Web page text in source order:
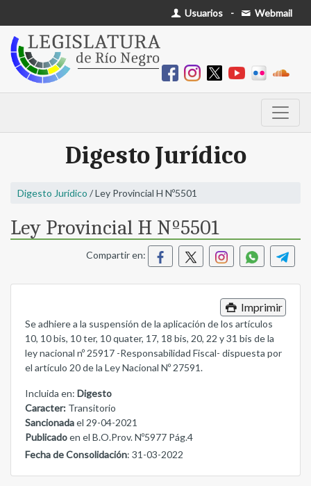
Usuarios - Webmail
Digesto Jurídico
Digesto Jurídico / Ley Provincial H Nº5501
Ley Provincial H Nº5501
Compartir en:
Imprimir
Se adhiere a la suspensión de la aplicación de los artículos
10, 10 bis, 10 ter, 10 quater, 17, 18 bis, 20, 22 y 31 bis de la
ley nacional nº 25917 -Responsabilidad Fiscal- dispuesta por
el artículo 20 de la Ley Nacional Nº 27591.
Incluida en: Digesto
Caracter: Transitorio
Sancionadael 29-04-2021
Publicadoen el B.O.Prov. Nº5977 Pág.4
Fecha de Consolidación: 31-03-2022